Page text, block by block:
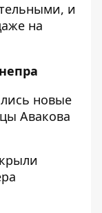
и
на
новые
Авакова